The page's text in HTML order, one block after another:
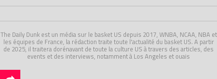
The Daily Dunk est un média sur le basket US depuis 2017, WNBA, NCAA, NBA et
les équipes de France, la rédaction traite toute l'actualité du basket US. A partir
de 2025, il traitera dorénavant de toute la culture US à travers des articles, des
events et des interviews, notamment à Los Angeles et ouais